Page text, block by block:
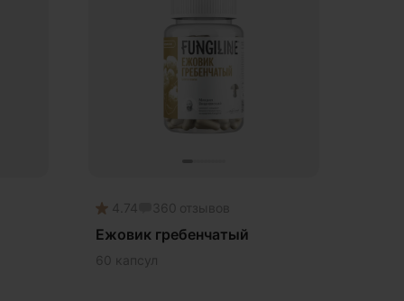
4.74 360 отзывов
Ежовик гребенчатый
60 капсул